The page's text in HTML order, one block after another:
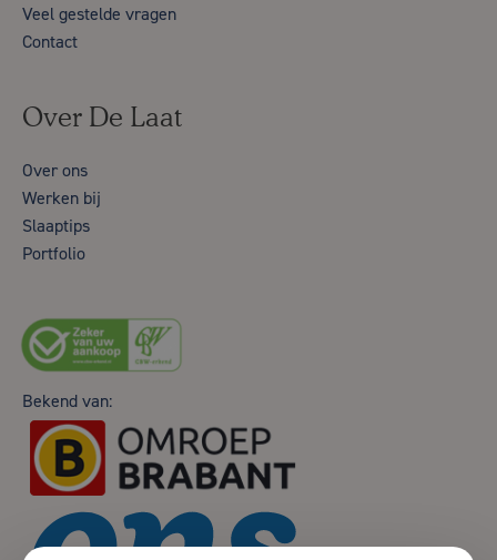
Veel gestelde vragen
Contact
Over De Laat
Over ons
Werken bij
Slaaptips
Portfolio
Bekend van: